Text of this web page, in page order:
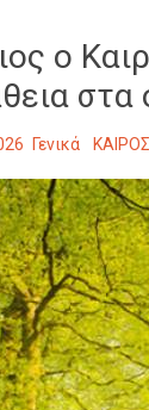
ο
στα
Γενικά ΚΑΙΡΟΣ